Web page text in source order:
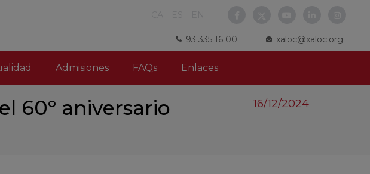
93 335 16 00 xaloc@xaloc.org
Admisiones FAQs Enlaces
60º aniversario
16/12/2024